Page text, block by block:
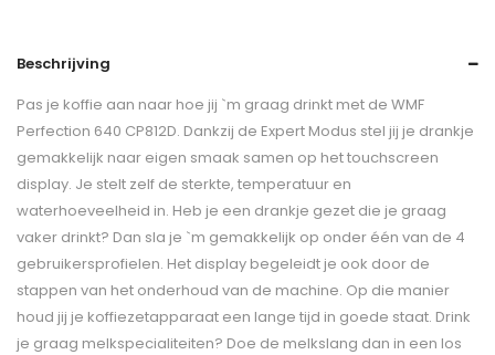
Beschrijving
Pas je koffie aan naar hoe jij `m graag drinkt met de WMF
Perfection 640 CP812D. Dankzij de Expert Modus stel jij je drankje
gemakkelijk naar eigen smaak samen op het touchscreen
display. Je stelt zelf de sterkte, temperatuur en
waterhoeveelheid in. Heb je een drankje gezet die je graag
vaker drinkt? Dan sla je `m gemakkelijk op onder één van de 4
gebruikersprofielen. Het display begeleidt je ook door de
stappen van het onderhoud van de machine. Op die manier
houd jij je koffiezetapparaat een lange tijd in goede staat. Drink
je graag melkspecialiteiten? Doe de melkslang dan in een los